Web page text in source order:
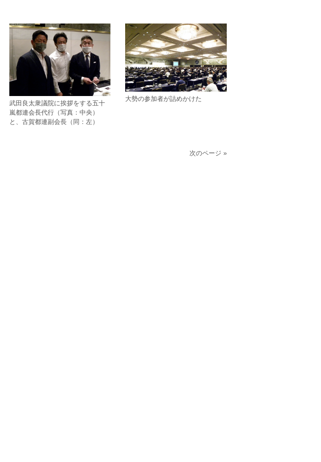
武田良太衆議院に挨拶をする五十
嵐都連会長代行（写真：中央）
と、古賀都連副会長（同：左）
大勢の参加者が詰めかけた
次のページ »